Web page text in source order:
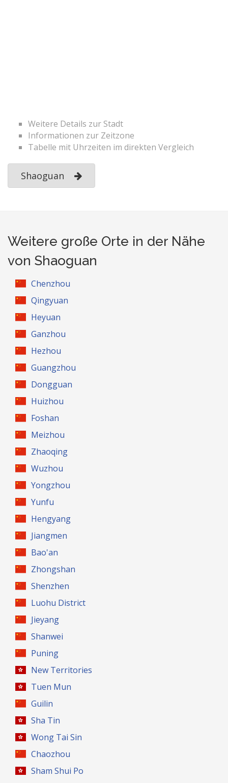
Weitere Details zur Stadt
Informationen zur Zeitzone
Tabelle mit Uhrzeiten im direkten Vergleich
Shaoguan
Weitere große Orte in der Nähe
von Shaoguan
Chenzhou
Qingyuan
Heyuan
Ganzhou
Hezhou
Guangzhou
Dongguan
Huizhou
Foshan
Meizhou
Zhaoqing
Wuzhou
Yongzhou
Yunfu
Hengyang
Jiangmen
Bao'an
Zhongshan
Shenzhen
Luohu District
Jieyang
Shanwei
Puning
New Territories
Tuen Mun
Guilin
Sha Tin
Wong Tai Sin
Chaozhou
Sham Shui Po